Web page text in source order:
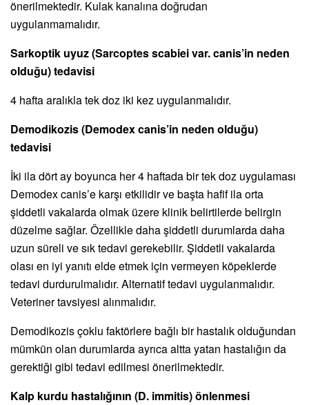
önerilmektedir. Kulak kanalına doğrudan
uygulanmamalıdır.
Sarkoptik uyuz (Sarcoptes scabiei var. canis’in neden
olduğu) tedavisi
4 hafta aralıkla tek doz iki kez uygulanmalıdır.
Demodikozis (Demodex canis’in neden olduğu)
tedavisi
İki ila dört ay boyunca her 4 haftada bir tek doz uygulaması
Demodex canis’e karşı etkilidir ve başta hafif ila orta
şiddetli vakalarda olmak üzere klinik belirtilerde belirgin
düzelme sağlar. Özellikle daha şiddetli durumlarda daha
uzun süreli ve sık tedavi gerekebilir. Şiddetli vakalarda
olası en iyi yanıtı elde etmek için vermeyen köpeklerde
tedavi durdurulmalıdır. Alternatif tedavi uygulanmalıdır.
Veteriner tavsiyesi alınmalıdır.
Demodikozis çoklu faktörlere bağlı bir hastalık olduğundan
mümkün olan durumlarda ayrıca altta yatan hastalığın da
gerektiği gibi tedavi edilmesi önerilmektedir.
Kalp kurdu hastalığının (D. immitis) önlenmesi